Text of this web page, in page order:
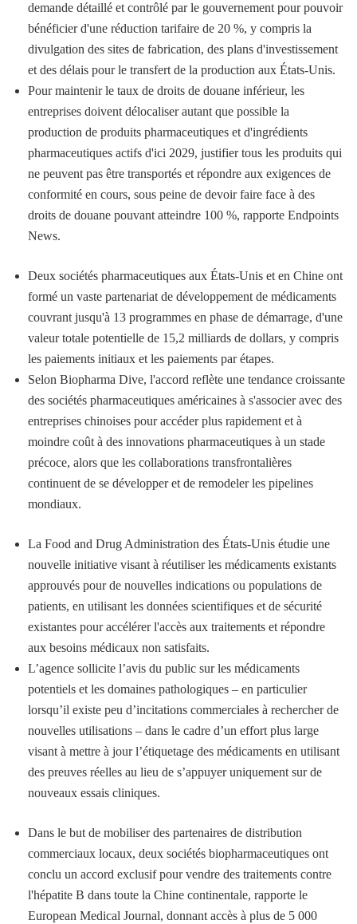
demande détaillé et contrôlé par le gouvernement pour pouvoir
bénéficier d'une réduction tarifaire de 20 %, y compris la
divulgation des sites de fabrication, des plans d'investissement
et des délais pour le transfert de la production aux États-Unis.
Pour maintenir le taux de droits de douane inférieur, les
entreprises doivent délocaliser autant que possible la
production de produits pharmaceutiques et d'ingrédients
pharmaceutiques actifs d'ici 2029, justifier tous les produits qui
ne peuvent pas être transportés et répondre aux exigences de
conformité en cours, sous peine de devoir faire face à des
droits de douane pouvant atteindre 100 %, rapporte Endpoints
News.
Deux sociétés pharmaceutiques aux États-Unis et en Chine ont
formé un vaste partenariat de développement de médicaments
couvrant jusqu'à 13 programmes en phase de démarrage, d'une
valeur totale potentielle de 15,2 milliards de dollars, y compris
les paiements initiaux et les paiements par étapes.
Selon Biopharma Dive, l'accord reflète une tendance croissante
des sociétés pharmaceutiques américaines à s'associer avec des
entreprises chinoises pour accéder plus rapidement et à
moindre coût à des innovations pharmaceutiques à un stade
précoce, alors que les collaborations transfrontalières
continuent de se développer et de remodeler les pipelines
mondiaux.
La Food and Drug Administration des États-Unis étudie une
nouvelle initiative visant à réutiliser les médicaments existants
approuvés pour de nouvelles indications ou populations de
patients, en utilisant les données scientifiques et de sécurité
existantes pour accélérer l'accès aux traitements et répondre
aux besoins médicaux non satisfaits.
L’agence sollicite l’avis du public sur les médicaments
potentiels et les domaines pathologiques – en particulier
lorsqu’il existe peu d’incitations commerciales à rechercher de
nouvelles utilisations – dans le cadre d’un effort plus large
visant à mettre à jour l’étiquetage des médicaments en utilisant
des preuves réelles au lieu de s’appuyer uniquement sur de
nouveaux essais cliniques.
Dans le but de mobiliser des partenaires de distribution
commerciaux locaux, deux sociétés biopharmaceutiques ont
conclu un accord exclusif pour vendre des traitements contre
l'hépatite B dans toute la Chine continentale, rapporte le
European Medical Journal, donnant accès à plus de 5 000